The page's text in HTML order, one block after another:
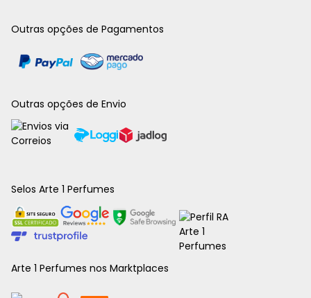
Outras opções de Pagamentos
Outras opções de Envio
Selos Arte 1 Perfumes
Arte 1 Perfumes nos Marktplaces